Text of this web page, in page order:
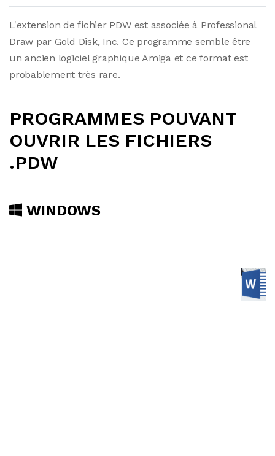
L'extension de fichier PDW est associée à Professional
Draw par Gold Disk, Inc. Ce programme semble être
un ancien logiciel graphique Amiga et ce format est
probablement très rare.
PROGRAMMES POUVANT
OUVRIR LES FICHIERS
.PDW
WINDOWS